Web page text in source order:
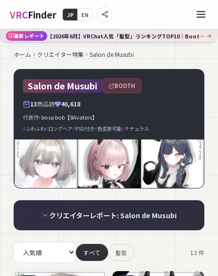
VRCFinder JP EN
最新レポート 【2026年6月】VRChat人気「髪型」ランキングTOP10｜Booth傾向分析
ホーム クリエイター特集 Salon de Musubi
Salon de Musubi BOOTH
13商品数 40,618
代表作: bosa bob【8Avaters】
#ふわふわ#ロングヘア#PSD付き#色変更可能#ナチュラル
クリエイターレポート: Salon de Musubi
すべて 髪型 13 件